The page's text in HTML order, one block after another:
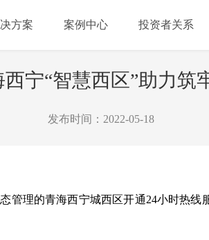
方案 案例中心 投资者关系
宁“智慧西区”助力筑
发布时间：2022-05-18
管理的青海西宁城西区开通24小时热